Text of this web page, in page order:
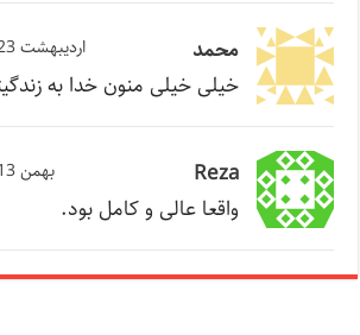
محمد اردیبهشت 23, 1400 در 3:09 ب.ظ
خیلی خیلی منون خدا به
Reza بهمن 13, 1403 در 8:31 ب.ظ
واقعا عالی و کامل بود.